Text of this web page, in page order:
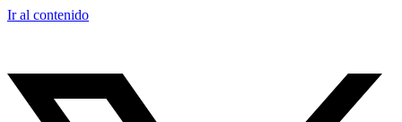
Ir al contenido